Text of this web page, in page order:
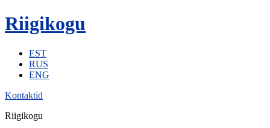
Riigikogu
EST
RUS
ENG
Kontaktid
Riigikogu